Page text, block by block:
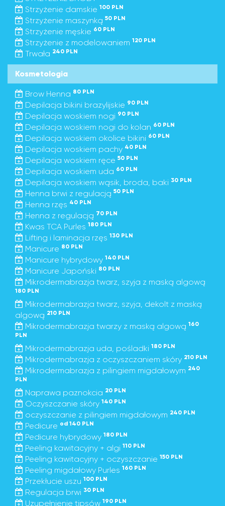
Strzyżenie damskie 100 PLN
Strzyżenie maszynką 50 PLN
Strzyżenie męskie 60 PLN
Strzyżenie z modelowaniem 120 PLN
Trwała 240 PLN
Kosmetologia
Brow Henna 80 PLN
Depilacja bikini brazylijskie 90 PLN
Depilacja woskiem nogi 90 PLN
Depilacja woskiem nogi do kolan 60 PLN
Depilacja woskiem okolice bikini 60 PLN
Depilacja woskiem pachy 40 PLN
Depilacja woskiem ręce 50 PLN
Depilacja woskiem uda 60 PLN
Depilacja woskiem wąsik, broda, baki 30 PLN
Henna brwi z regulacją 50 PLN
Henna rzęs 40 PLN
Henna z regulacją 70 PLN
Kwas TCA Purles 180 PLN
Lifting i laminacja rzęs 130 PLN
Manicure 80 PLN
Manicure hybrydowy 140 PLN
Manicure Japoński 80 PLN
Mikrodermabrazja twarz, szyja z maską algową
180 PLN
Mikrodermabrazja twarz, szyja, dekolt z maską
algową 210 PLN
Mikrodermabrazja twarzy z maską algową 160
PLN
Mikrodermabrazja uda, pośladki 180 PLN
Mikrodermabrazja z oczyszczaniem skóry 210 PLN
Mikrodermabrazja z pilingiem migdałowym 240
PLN
Naprawa paznokcia 20 PLN
Oczyszczanie skóry 140 PLN
oczyszczanie z pilingiem migdałowym 240 PLN
Pedicure od 140 PLN
Pedicure hybrydowy 180 PLN
Peeling kawitacyjny + algi 110 PLN
Peeling kawitacyjny + oczyszczanie 150 PLN
Peeling migdałowy Purles 160 PLN
Przekłucie uszu 100 PLN
Regulacja brwi 30 PLN
Uzupełnienie tipsów 190 PLN